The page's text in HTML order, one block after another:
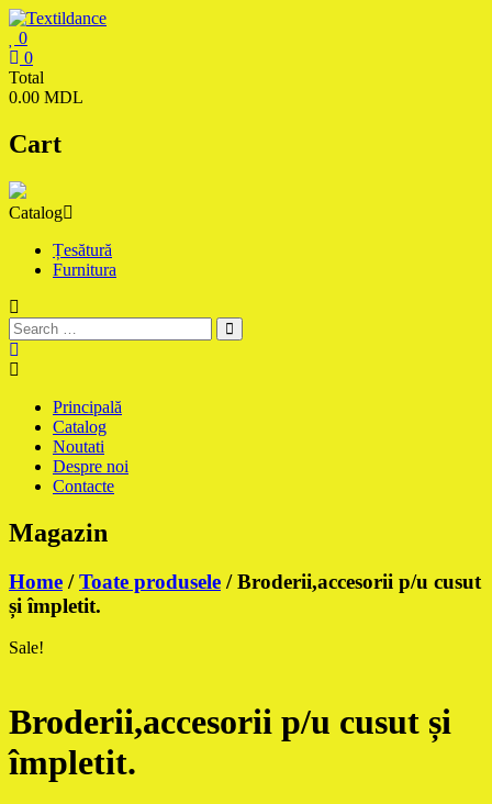
Skip
to
content
Textildance.md
0
0
Total
0.00 MDL
Cart
Catalog
Țesătură
Furnitura
Principală
Catalog
Noutati
Despre noi
Contacte
Magazin
Home /Toate produsele / Broderii,accesorii p/u cusut
și împletit.
Sale!
Broderii,accesorii p/u cusut și
împletit.